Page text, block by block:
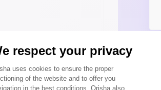
les processus de
Vendre simplifie même